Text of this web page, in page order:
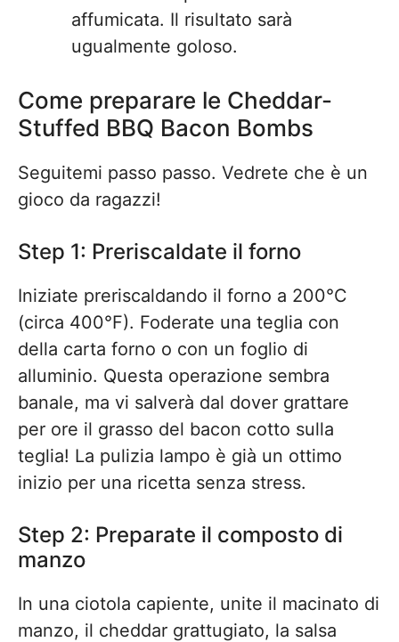
affumicata. Il risultato sarà
ugualmente goloso.
Come preparare le Cheddar-
Stuffed BBQ Bacon Bombs
Seguitemi passo passo. Vedrete che è un
gioco da ragazzi!
Step 1: Preriscaldate il forno
Iniziate preriscaldando il forno a 200°C
(circa 400°F). Foderate una teglia con
della carta forno o con un foglio di
alluminio. Questa operazione sembra
banale, ma vi salverà dal dover grattare
per ore il grasso del bacon cotto sulla
teglia! La pulizia lampo è già un ottimo
inizio per una ricetta senza stress.
Step 2: Preparate il composto di
manzo
In una ciotola capiente, unite il macinato di
manzo, il cheddar grattugiato, la salsa